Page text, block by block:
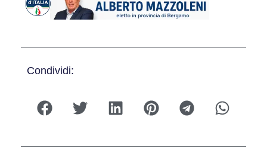
Condividi: